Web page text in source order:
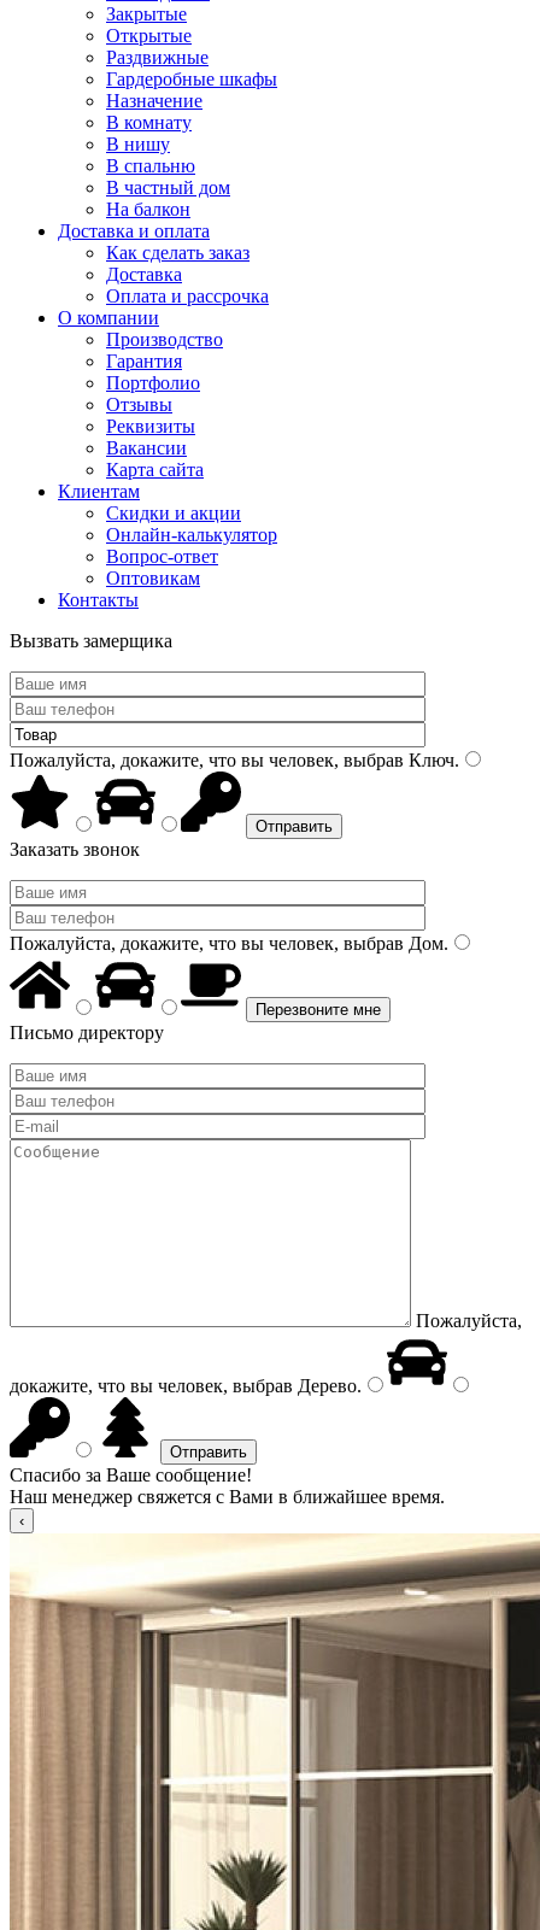
Закрытые
Открытые
Раздвижные
Гардеробные шкафы
Назначение
В комнату
В нишу
В спальню
В частный дом
На балкон
Доставка и оплата
Как сделать заказ
Доставка
Оплата и рассрочка
О компании
Производство
Гарантия
Портфолио
Отзывы
Реквизиты
Вакансии
Карта сайта
Клиентам
Скидки и акции
Онлайн-калькулятор
Вопрос-ответ
Оптовикам
Контакты
Вызвать замерщика
Пожалуйста, докажите, что вы человек, выбрав Ключ.
Заказать звонок
Пожалуйста, докажите, что вы человек, выбрав Дом.
Письмо директору
Пожалуйста,
докажите, что вы человек, выбрав Дерево.
Спасибо за Ваше сообщение!
Наш менеджер свяжется с Вами в ближайшее время.